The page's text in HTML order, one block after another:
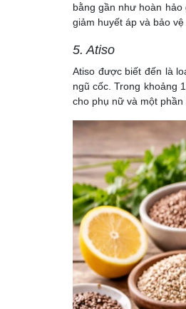
bằng gần như hoàn
giảm huyết áp và bảo
5. Atiso
Atiso được biết đến là
ngũ cốc. Trong khoảng
cho phụ nữ và một phần